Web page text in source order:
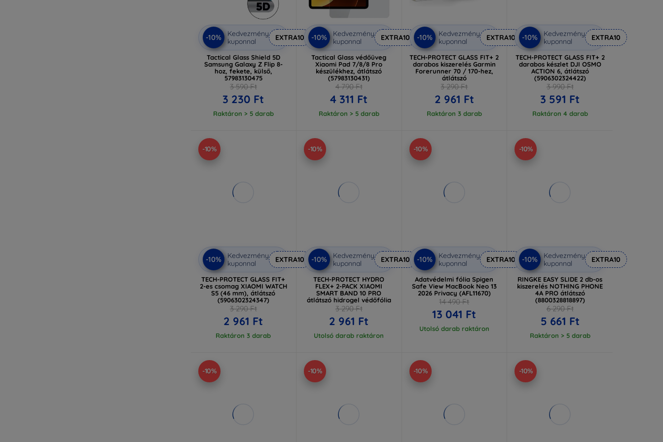
-10%
Kedvezmény
kuponnal
EXTRA10
Tactical Glass Shield 5D
Samsung Galaxy Z Flip 8-
hoz, fekete, külső,
57983130475
3 590 Ft
3 230 Ft
Raktáron > 5 darab
-10%
Kedvezmény
kuponnal
EXTRA10
Tactical Glass védőüveg
Xiaomi Pad 7/8/8 Pro
készülékhez, átlátszó
(57983130431)
4 790 Ft
4 311 Ft
Raktáron > 5 darab
-10%
Kedvezmény
kuponnal
EXTRA10
TECH-PROTECT GLASS FIT+ 2
darabos kiszerelés Garmin
Forerunner 70 / 170-hez,
átlátszó
3 290 Ft
2 961 Ft
Raktáron 3 darab
-10%
Kedvezmény
kuponnal
EXTRA10
TECH-PROTECT GLASS FIT+ 2
darabos készlet DJI OSMO
ACTION 6, átlátszó
(5906302324422)
3 990 Ft
3 591 Ft
Raktáron 4 darab
-10%
-10%
Kedvezmény
kuponnal
EXTRA10
TECH-PROTECT GLASS FIT+
2-es csomag XIAOMI WATCH
S5 (46 mm), átlátszó
(5906302324347)
3 290 Ft
2 961 Ft
Raktáron 3 darab
-10%
-10%
Kedvezmény
kuponnal
EXTRA10
TECH-PROTECT HYDRO
FLEX+ 2-PACK XIAOMI
SMART BAND 10 PRO
átlátszó hidrogel védőfólia
3 290 Ft
2 961 Ft
Utolsó darab raktáron
-10%
-10%
Kedvezmény
kuponnal
EXTRA10
Adatvédelmi fólia Spigen
Safe View MacBook Neo 13
2026 Privacy (AFL11670)
14 490 Ft
13 041 Ft
Utolsó darab raktáron
-10%
-10%
Kedvezmény
kuponnal
EXTRA10
RINGKE EASY SLIDE 2 db-os
kiszerelés NOTHING PHONE
4A PRO átlátszó
(8800328818897)
6 290 Ft
5 661 Ft
Raktáron > 5 darab
-10% -10% -10% -10%